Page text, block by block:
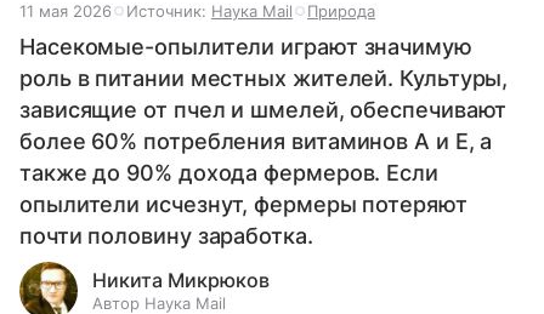
11 мая 2026 Источник: Наука Mail Природа
Насекомые-опылители играют значимую
роль в питании местных жителей. Культуры,
зависящие от пчел и шмелей, обеспечивают
более 60% потребления витаминов А и Е, а
также до 90% дохода фермеров. Если
опылители исчезнут, фермеры потеряют
почти половину заработка.
Никита Микрюков
Автор Наука Mail